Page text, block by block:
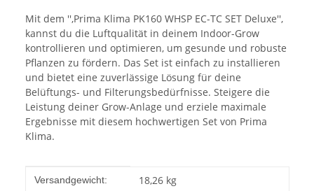
Mit dem '',Prima Klima PK160 WHSP EC-TC SET Deluxe'',
kannst du die Luftqualität in deinem Indoor-Grow
kontrollieren und optimieren, um gesunde und robuste
Pflanzen zu fördern. Das Set ist einfach zu installieren
und bietet eine zuverlässige Lösung für deine
Belüftungs- und Filterungsbedürfnisse. Steigere die
Leistung deiner Grow-Anlage und erziele maximale
Ergebnisse mit diesem hochwertigen Set von Prima
Klima.
Produkteigenschaft
Wert
Versandgewicht: 18,26 kg